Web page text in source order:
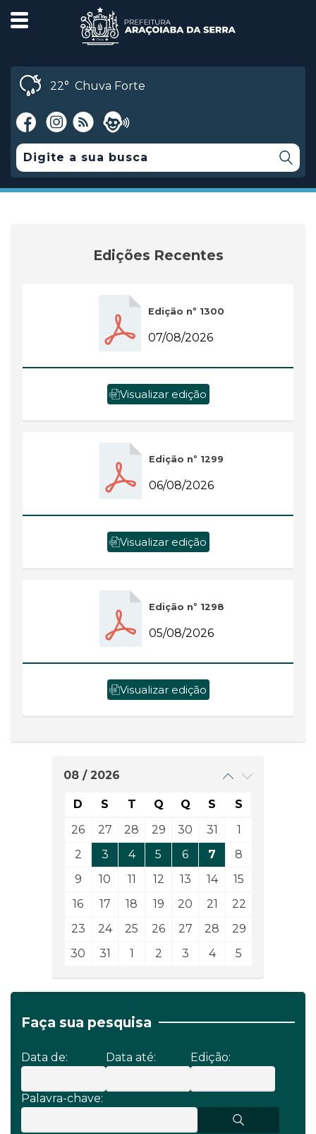
22° Chuva Forte
Edições Recentes
Edição nº 1300
07/08/2026
Visualizar edição
Edição nº 1299
06/08/2026
Visualizar edição
Edição nº 1298
05/08/2026
Visualizar edição
08 / 2026
D S T Q Q S
S
26
27 28 29 30 31
1
2
3 4 5 6 7
8
9
10 11 12 13 14
15
16
17 18 19 20 21
22
23
24 25 26 27 28
29
30
31 1 2 3 4 5
Faça sua pesquisa
Data de: Data até: Edição:
Palavra-chave: